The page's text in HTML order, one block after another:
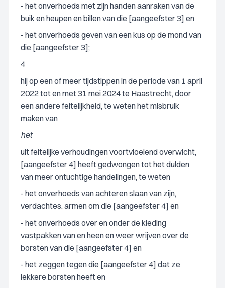
- het onverhoeds met zijn handen aanraken van de
buik en heupen en billen van die [aangeefster 3] en
- het onverhoeds geven van een kus op de mond van
die [aangeefster 3];
4
hij op een of meer tijdstippen in de periode van 1 april
2022 tot en met 31 mei 2024 te Haastrecht, door
een andere feitelijkheid, te weten het misbruik
maken van
het
uit feitelijke verhoudingen voortvloeiend overwicht,
[aangeefster 4] heeft gedwongen tot het dulden
van meer ontuchtige handelingen, te weten
- het onverhoeds van achteren slaan van zijn,
verdachtes, armen om die [aangeefster 4] en
- het onverhoeds over en onder de kleding
vastpakken van en heen en weer wrijven over de
borsten van die [aangeefster 4] en
- het zeggen tegen die [aangeefster 4] dat ze
lekkere borsten heeft en